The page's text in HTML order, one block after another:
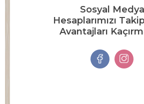
Sosyal Medya
Hesaplarımızı
Avantajları